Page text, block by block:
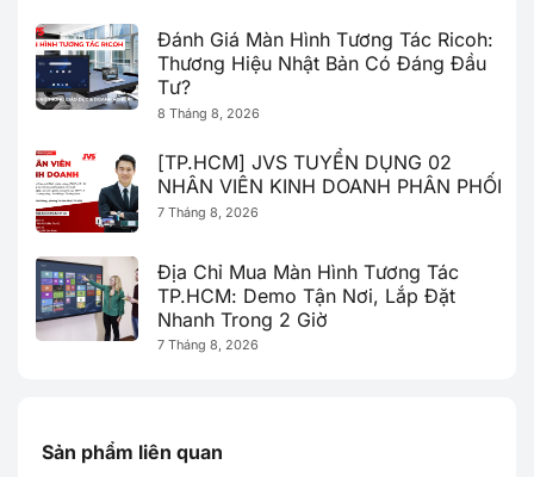
Đánh Giá Màn Hình Tương Tác Ricoh:
Thương Hiệu Nhật Bản Có Đáng Đầu
Tư?
8 Tháng 8, 2026
[TP.HCM] JVS TUYỂN DỤNG 02
NHÂN VIÊN KINH DOANH PHÂN PHỐI
7 Tháng 8, 2026
Địa Chỉ Mua Màn Hình Tương Tác
TP.HCM: Demo Tận Nơi, Lắp Đặt
Nhanh Trong 2 Giờ
7 Tháng 8, 2026
Sản phẩm liên quan